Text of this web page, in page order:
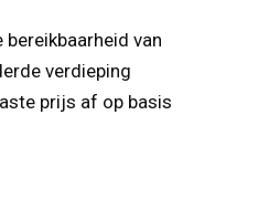
van
verdieping
prijs af op basis